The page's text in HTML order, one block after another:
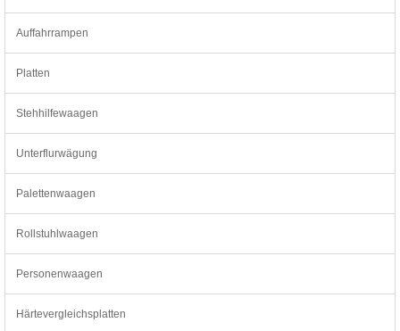
Auffahrrampen
Platten
Stehhilfewaagen
Unterflurwägung
Palettenwaagen
Rollstuhlwaagen
Personenwaagen
Härtevergleichsplatten